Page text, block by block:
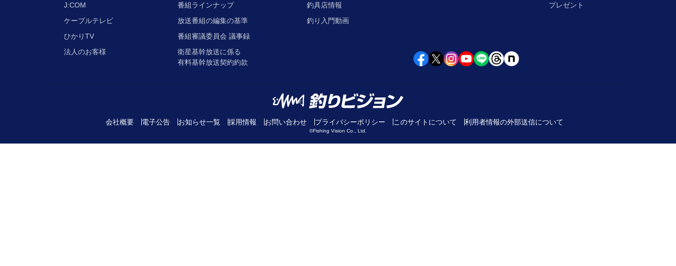
J:COM
ケーブルテレビ
ひかりTV
法人のお客様
番組ラインナップ
放送番組の編集の基準
番組審議委員会 議事録
衛星基幹放送に係る
有料基幹放送契約約款
釣具店情報
釣り入門動画
プレゼント
会社概要 電子公告 お知らせ一覧 採用情報 お問い合わせ プライバシーポリシー このサイトについて 利用者情報の外部送信について
©Fishing Vision Co., Ltd.